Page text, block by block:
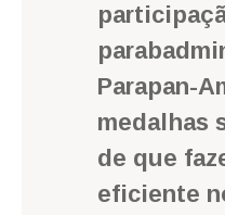
Parapan-
medalhas
de que
eficiente